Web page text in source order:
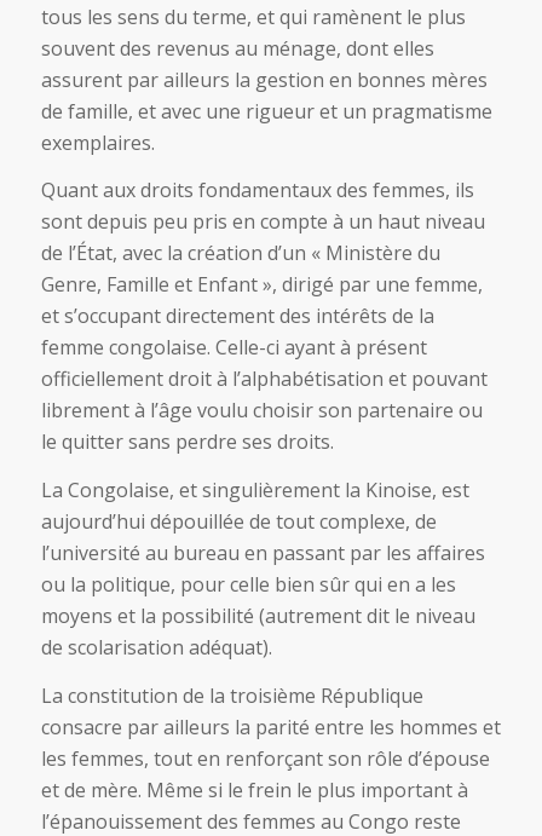
tous les sens du terme, et qui ramènent le plus
souvent des revenus au ménage, dont elles
assurent par ailleurs la gestion en bonnes mères
de famille, et avec une rigueur et un pragmatisme
exemplaires.
Quant aux droits fondamentaux des femmes, ils
sont depuis peu pris en compte à un haut niveau
de l’État, avec la création d’un « Ministère du
Genre, Famille et Enfant », dirigé par une femme,
et s’occupant directement des intérêts de la
femme congolaise. Celle-ci ayant à présent
officiellement droit à l’alphabétisation et pouvant
librement à l’âge voulu choisir son partenaire ou
le quitter sans perdre ses droits.
La Congolaise, et singulièrement la Kinoise, est
aujourd’hui dépouillée de tout complexe, de
l’université au bureau en passant par les affaires
ou la politique, pour celle bien sûr qui en a les
moyens et la possibilité (autrement dit le niveau
de scolarisation adéquat).
La constitution de la troisième République
consacre par ailleurs la parité entre les hommes et
les femmes, tout en renforçant son rôle d’épouse
et de mère. Même si le frein le plus important à
l’épanouissement des femmes au Congo reste